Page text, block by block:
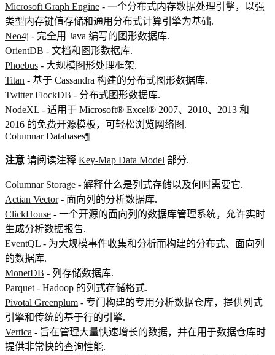
Microsoft Graph Engine - 一个分布式内存数据处理引擎，以强
类型内存键值存储和通用分布式计算引擎为基础.
Neo4j - 完全用 Java 编写的图形数据库.
OrientDB - 文档和图形数据库.
Phoebus - 大规模图形处理框架.
Titan - 基于 Cassandra 构建的分布式图形数据库.
Twitter FlockDB - 分布式图形数据库.
NodeXL - 适用于 Microsoft® Excel® 2007、2010、2013 和
2016 的免费开源模板，可轻松浏览网络图.
Columnar Databases¶
注意 请阅读注释 Key-Map Data Model 部分.
Columnar Storage - 解释什么是列式存储以及何时需要它.
Actian Vector- 面向列的分析数据库.
ClickHouse - 一个开源的面向列的数据库管理系统，允许实时
生成分析数据报告.
EventQL - 为大规模事件收集和分析而构建的分布式、面向列
的数据库.
MonetDB - 列存储数据库.
Parquet - Hadoop 的列式存储格式.
Pivotal Greenplum - 专门构建的专用分析数据仓库，提供列式
引擎和传统的基于行的引擎.
Vertica - 旨在管理大量快速增长的数据，并在用于数据仓库时
提供非常快的查询性能.